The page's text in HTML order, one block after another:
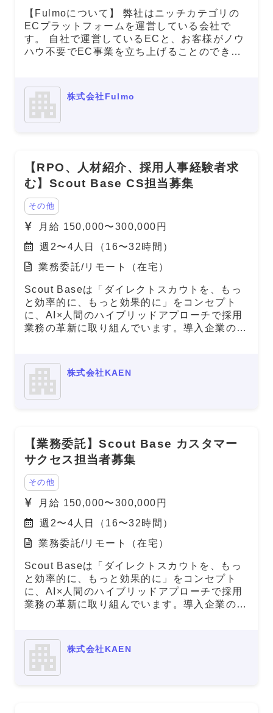
【Fulmoについて】 弊社はニッチカテゴリの
ECプラットフォームを運営している会社で
す。 自社で運営しているECと、お客様がノウ
ハウ不要でEC事業を立ち上げることのできる
ペアルック専門ECやロリータファッション専
門ECなどのニッチカテゴリに絞ってECサイト
を運営しているというところが特徴であり、弊
集客で流通総額を拡大しています。 これから
ニッチ領域のEC業界のトップ、また、流通総
額1兆円を目指していくために、サービスの要
となるCX（カスタマーエクスペリエンス）を
募集いたします。
株式会社Fulmo
【RPO、人材紹介、採用人事経験者求
む】Scout Base CS担当募集
その他
月給 150,000〜300,000円
週2〜4人日（16〜32時間）
業務委託/リモート（在宅）
Scout Baseは「ダイレクトスカウトを、もっ
と効率的に、もっと効果的に」をコンセプト
に、AI×人間のハイブリッドアプローチで採用
業務の革新に取り組んでいます。導入企業の増
スサイト：https://scout-base.com
株式会社KAEN
【業務委託】Scout Base カスタマー
サクセス担当者募集
その他
月給 150,000〜300,000円
週2〜4人日（16〜32時間）
業務委託/リモート（在宅）
Scout Baseは「ダイレクトスカウトを、もっ
と効率的に、もっと効果的に」をコンセプト
に、AI×人間のハイブリッドアプローチで採用
業務の革新に取り組んでいます。導入企業の増
スサイト：https://scout-base.com
株式会社KAEN